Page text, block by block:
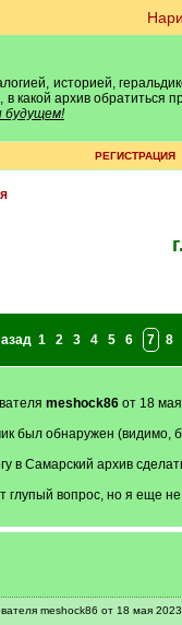
историей,
какой архив
будущем!
РЕГИСТРАЦИЯ
1 2 3 4 5 6 7 8
meshock86от 18
был обнаружен (видимо,
в Самарский архив
вопрос, но я еще
meshock86 от 18 мая